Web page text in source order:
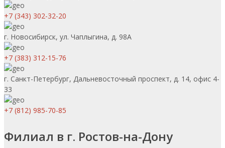
+7 (343) 302-32-20
г. Новосибирск, ул. Чаплыгина, д. 98А
+7 (383) 312-15-76
г. Санкт-Петербург, Дальневосточный проспект, д. 14, офис 4-
33
+7 (812) 985-70-85
Филиал в г. Ростов-на-Дону